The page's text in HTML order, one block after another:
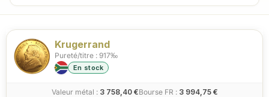
Krugerrand
Pureté/titre : 917‰
En stock
Valeur métal : 3 758,40 €Bourse FR : 3 994,75 €